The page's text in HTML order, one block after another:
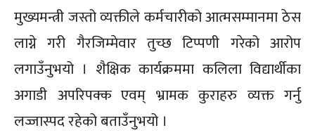
मुख्यमन्त्री जस्तो व्यक्तीले कर्मचारीको आत्मसम्मानमा ठेस
लाग्ने गरी गैरजिम्मेवार तुच्छ टिप्पणी गरेको आरोप
लगाउँनुभयो । शैक्षिक कार्यक्रममा कलिला विद्यार्थीका
अगाडी अपरिपक्क एवम् भ्रामक कुराहरु व्यक्त गर्नु
लज्जास्पद रहेको बताउँनुभयो ।